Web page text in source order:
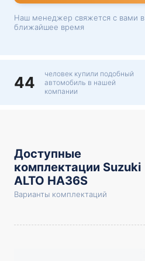
Наш менеджер свяжется с вами в
ближайшее время
44
человек купили подобный
автомобиль в нашей
компании
Доступные
комплектации Suzuki
ALTO HA36S
Варианты комплектаций